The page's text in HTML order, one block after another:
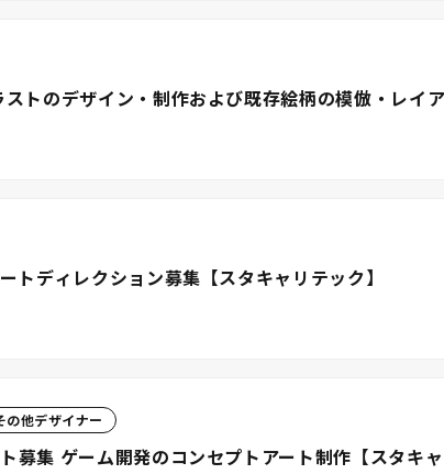
トのデザイン・制作および既存絵柄の模倣・レイ
トディレクション募集【スタキャリテック】
の他デザイナー
募集 ゲーム開発のコンセプトアート制作【スタキ